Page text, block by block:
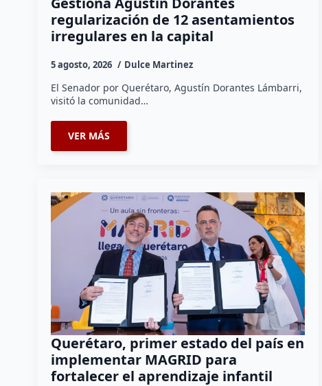
regularización de 12 asentamientos
irregulares en la capital
5 agosto, 2026 Dulce Martinez
El Senador por Querétaro, Agustín Dorantes Lámbarri,
visitó la comunidad…
VER MÁS
Querétaro, primer estado del país en
implementar MAGRID para
fortalecer el aprendizaje infantil